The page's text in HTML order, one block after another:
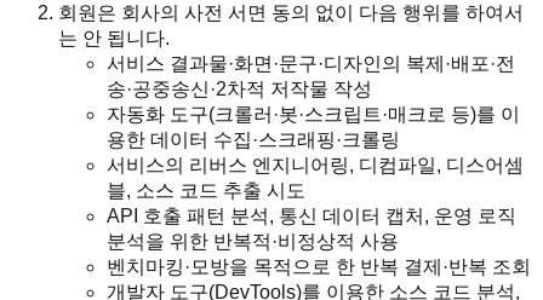
회원은 회사의 사전 서면 동의 없이 다음 행위를 하여서
는 안 됩니다.
서비스 결과물·화면·문구·디자인의 복제·배포·전
송·공중송신·2차적 저작물 작성
자동화 도구(크롤러·봇·스크립트·매크로 등)를 이
용한 데이터 수집·스크래핑·크롤링
서비스의 리버스 엔지니어링, 디컴파일, 디스어셈
블, 소스 코드 추출 시도
API 호출 패턴 분석, 통신 데이터 캡처, 운영 로직
분석을 위한 반복적·비정상적 사용
벤치마킹·모방을 목적으로 한 반복 결제·반복 조회
개발자 도구(DevTools)를 이용한 소스 코드 분석,